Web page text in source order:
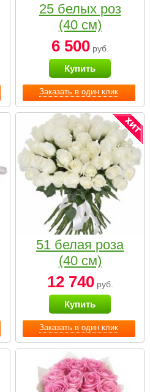
Заказать в один клик
25 белых роз
(40 см)
6 500руб.
Купить
Заказать в один клик
51 белая роза
(40 см)
12 740руб.
Купить